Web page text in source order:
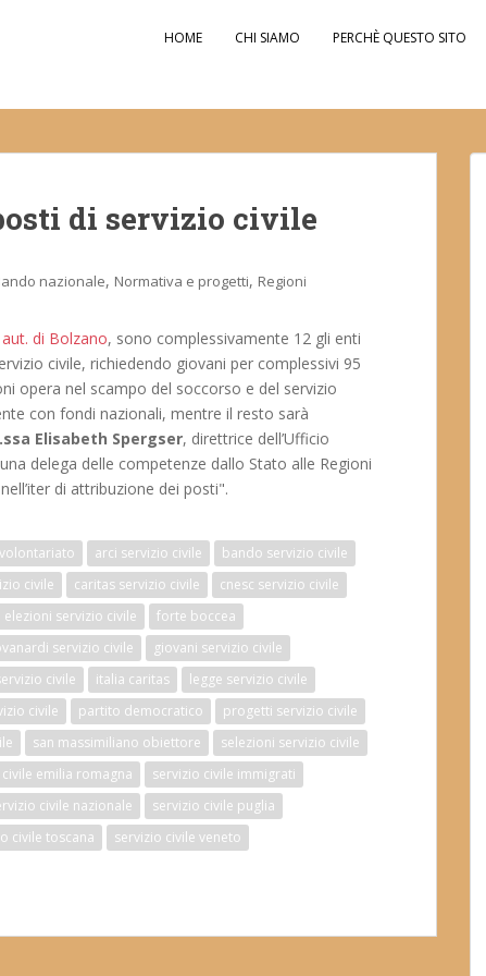
HOME CHI SIAMO PERCHÈ QUESTO SITO
di servizio civile
nazionale, Normativa e progetti, Regioni
di Bolzano, sono complessivamente 12 gli enti
civile, richiedendo giovani per complessivi 95
opera nel scampo del soccorso e del servizio
con fondi nazionali, mentre il resto sarà
Elisabeth Spergser, direttrice dell’Ufficio
delega delle competenze dallo Stato alle Regioni
di attribuzione dei posti".
arci servizio civile
bando servizio civile
civile caritas servizio civile
cnesc servizio civile
elezioni servizio civile
forte boccea
servizio civile
giovani servizio civile
civile italia caritas
legge servizio civile
civile partito democratico
progetti servizio civile
san massimiliano obiettore
selezioni servizio civile
emilia romagna
servizio civile immigrati
civile nazionale
servizio civile puglia
civile toscana
servizio civile veneto